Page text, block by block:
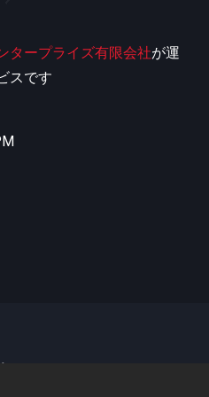
タープライズ有限会社が運
スです